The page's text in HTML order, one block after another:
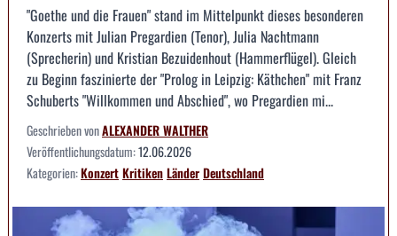
"Goethe und die Frauen" stand im Mittelpunkt dieses besonderen
Konzerts mit Julian Pregardien (Tenor), Julia Nachtmann
(Sprecherin) und Kristian Bezuidenhout (Hammerflügel). Gleich
zu Beginn faszinierte der "Prolog in Leipzig: Käthchen" mit Franz
Schuberts "Willkommen und Abschied", wo Pregardien mi...
Geschrieben vonALEXANDER WALTHER
Veröffentlichungsdatum:12.06.2026
Kategorien:KonzertKritikenLänderDeutschland